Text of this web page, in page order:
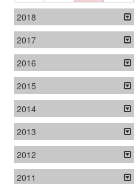
2018
2017
2016
2015
2014
2013
2012
2011